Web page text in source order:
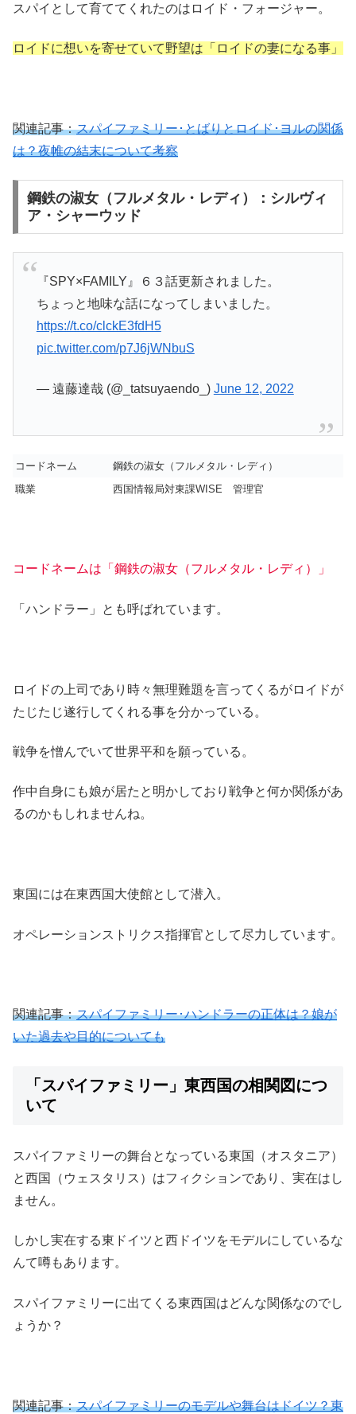
スパイとして育ててくれたのはロイド・フォージャー。
ロイドに想いを寄せていて野望は「ロイドの妻になる事」
関連記事：スパイファミリー･とばりとロイド･ヨルの関係
は？夜帷の結末について考察
鋼鉄の淑女（フルメタル・レディ）：シルヴィ
ア・シャーウッド
『SPY×FAMILY』６３話更新されました。
ちょっと地味な話になってしまいました。
https://t.co/clckE3fdH5
pic.twitter.com/p7J6jWNbuS
— 遠藤達哉 (@_tatsuyaendo_) June 12, 2022
コードネーム
鋼鉄の淑女（フルメタル・レディ）
職業
西国情報局対東課WISE 管理官
コードネームは「鋼鉄の淑女（フルメタル・レディ）」
「ハンドラー」とも呼ばれています。
ロイドの上司であり時々無理難題を言ってくるがロイドが
たじたじ遂行してくれる事を分かっている。
戦争を憎んでいて世界平和を願っている。
作中自身にも娘が居たと明かしており戦争と何か関係があ
るのかもしれませんね。
東国には在東西国大使館として潜入。
オペレーションストリクス指揮官として尽力しています。
関連記事：スパイファミリー･ハンドラーの正体は？娘が
いた過去や目的についても
「スパイファミリー」東西国の相関図につ
いて
スパイファミリーの舞台となっている東国（オスタニア）
と西国（ウェスタリス）はフィクションであり、実在はし
ません。
しかし実在する東ドイツと西ドイツをモデルにしているな
んて噂もあります。
スパイファミリーに出てくる東西国はどんな関係なのでし
ょうか？
関連記事：スパイファミリーのモデルや舞台はドイツ？東